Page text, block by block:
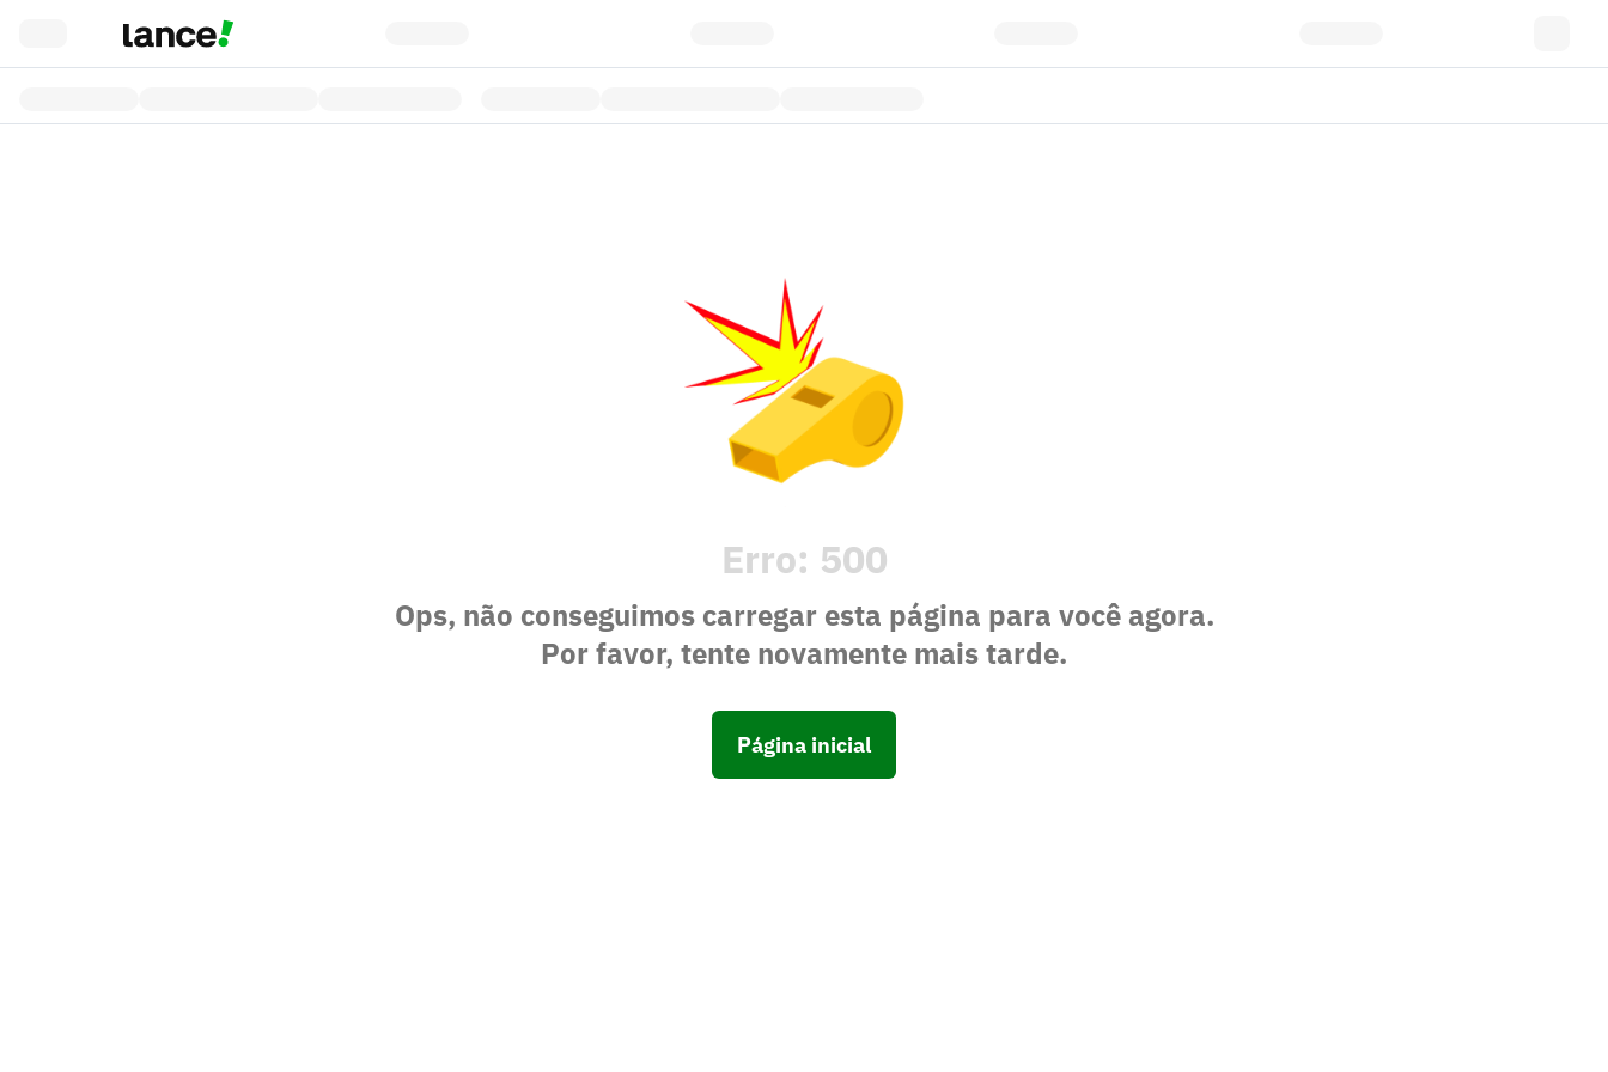
Erro: 500
Ops, não conseguimos carregar esta página para você agora.
Por favor, tente novamente mais tarde.
Página inicial